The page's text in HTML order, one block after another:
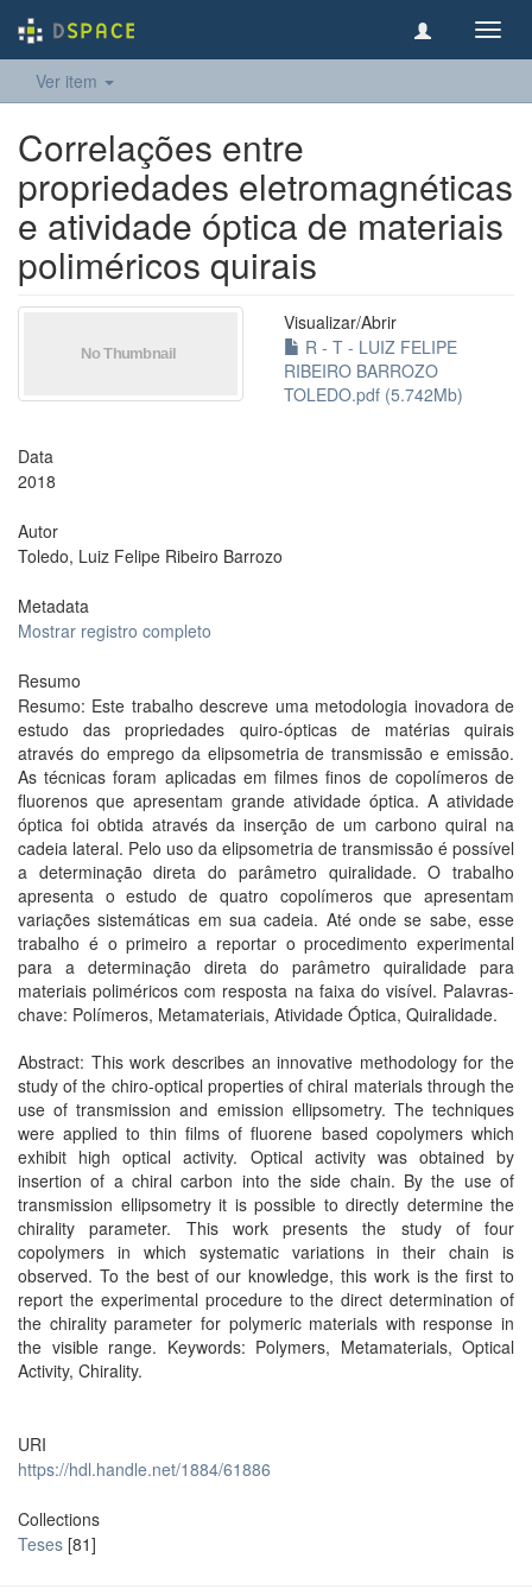
Ver item
Correlações entre
propriedades eletromagnéticas
e atividade óptica de materiais
poliméricos quirais
Visualizar/Abrir
R - T - LUIZ FELIPE
RIBEIRO BARROZO
TOLEDO.pdf (5.742Mb)
Data
2018
Autor
Toledo, Luiz Felipe Ribeiro Barrozo
Metadata
Mostrar registro completo
Resumo
Resumo: Este trabalho descreve uma metodologia inovadora de
estudo das propriedades quiro-ópticas de matérias quirais
através do emprego da elipsometria de transmissão e emissão.
As técnicas foram aplicadas em filmes finos de copolímeros de
fluorenos que apresentam grande atividade óptica. A atividade
óptica foi obtida através da inserção de um carbono quiral na
cadeia lateral. Pelo uso da elipsometria de transmissão é possível
a determinação direta do parâmetro quiralidade. O trabalho
apresenta o estudo de quatro copolímeros que apresentam
variações sistemáticas em sua cadeia. Até onde se sabe, esse
trabalho é o primeiro a reportar o procedimento experimental
para a determinação direta do parâmetro quiralidade para
materiais poliméricos com resposta na faixa do visível. Palavras-
chave: Polímeros, Metamateriais, Atividade Óptica, Quiralidade.
Abstract: This work describes an innovative methodology for the
study of the chiro-optical properties of chiral materials through the
use of transmission and emission ellipsometry. The techniques
were applied to thin films of fluorene based copolymers which
exhibit high optical activity. Optical activity was obtained by
insertion of a chiral carbon into the side chain. By the use of
transmission ellipsometry it is possible to directly determine the
chirality parameter. This work presents the study of four
copolymers in which systematic variations in their chain is
observed. To the best of our knowledge, this work is the first to
report the experimental procedure to the direct determination of
the chirality parameter for polymeric materials with response in
the visible range. Keywords: Polymers, Metamaterials, Optical
Activity, Chirality.
URI
https://hdl.handle.net/1884/61886
Collections
Teses [81]